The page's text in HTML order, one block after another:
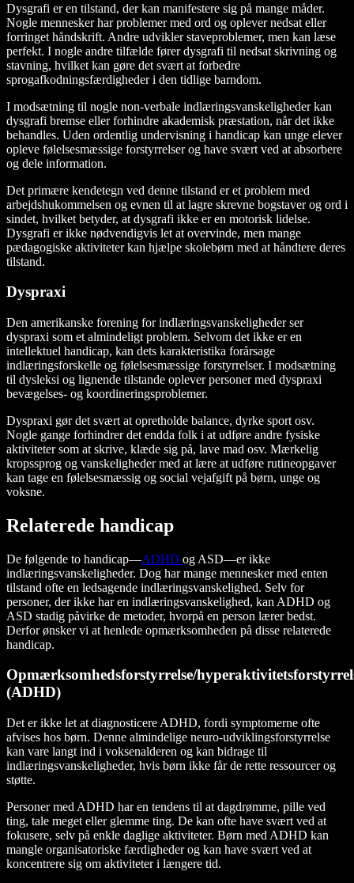
Dysgrafi er en tilstand, der kan manifestere sig på mange måder.
Nogle mennesker har problemer med ord og oplever nedsat eller
forringet håndskrift. Andre udvikler staveproblemer, men kan læse
perfekt. I nogle andre tilfælde fører dysgrafi til nedsat skrivning og
stavning, hvilket kan gøre det svært at forbedre
sprogafkodningsfærdigheder i den tidlige barndom.
I modsætning til nogle non-verbale indlæringsvanskeligheder kan
dysgrafi bremse eller forhindre akademisk præstation, når det ikke
behandles. Uden ordentlig undervisning i handicap kan unge elever
opleve følelsesmæssige forstyrrelser og have svært ved at absorbere
og dele information.
Det primære kendetegn ved denne tilstand er et problem med
arbejdshukommelsen og evnen til at lagre skrevne bogstaver og ord i
sindet, hvilket betyder, at dysgrafi ikke er en motorisk lidelse.
Dysgrafi er ikke nødvendigvis let at overvinde, men mange
pædagogiske aktiviteter kan hjælpe skolebørn med at håndtere deres
tilstand.
Dyspraxi
Den amerikanske forening for indlæringsvanskeligheder ser
dyspraxi som et almindeligt problem. Selvom det ikke er en
intellektuel handicap, kan dets karakteristika forårsage
indlæringsforskelle og følelsesmæssige forstyrrelser. I modsætning
til dysleksi og lignende tilstande oplever personer med dyspraxi
bevægelses- og koordineringsproblemer.
Dyspraxi gør det svært at opretholde balance, dyrke sport osv.
Nogle gange forhindrer det endda folk i at udføre andre fysiske
aktiviteter som at skrive, klæde sig på, lave mad osv. Mærkelig
kropssprog og vanskeligheder med at lære at udføre rutineopgaver
kan tage en følelsesmæssig og social vejafgift på børn, unge og
voksne.
Relaterede handicap
De følgende to handicap—ADHD og ASD—er ikke
indlæringsvanskeligheder. Dog har mange mennesker med enten
tilstand ofte en ledsagende indlæringsvanskelighed. Selv for
personer, der ikke har en indlæringsvanskelighed, kan ADHD og
ASD stadig påvirke de metoder, hvorpå en person lærer bedst.
Derfor ønsker vi at henlede opmærksomheden på disse relaterede
handicap.
Opmærksomhedsforstyrrelse/
(ADHD)
Det er ikke let at diagnosticere ADHD, fordi symptomerne ofte
afvises hos børn. Denne almindelige neuro-udviklingsforstyrrelse
kan vare langt ind i voksenalderen og kan bidrage til
indlæringsvanskeligheder, hvis børn ikke får de rette ressourcer og
støtte.
Personer med ADHD har en tendens til at dagdrømme, pille ved
ting, tale meget eller glemme ting. De kan ofte have svært ved at
fokusere, selv på enkle daglige aktiviteter. Børn med ADHD kan
mangle organisatoriske færdigheder og kan have svært ved at
koncentrere sig om aktiviteter i længere tid.